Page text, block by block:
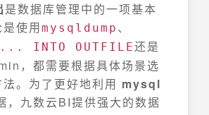
是数据库管理中的一项基本
使用mysqldump 、
... INTO OUTFILE还是
，都需要根据具体场景选
。为了更好地利用 mysql
，九数云BI提供强大的数据